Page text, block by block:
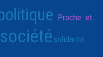
Proche et
société solidarité